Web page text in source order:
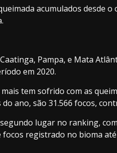
acumulados desde
Pampa, e Mata
em 2020.
tem sofrido com as
ano, são 31.566 focos,
lugar no ranking,
focos registrado no bioma